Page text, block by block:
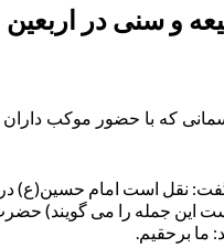
و سنی در
که با حضور موکب
نقل است امام حسین(ع) در
این جمله را می گویند)
ما برحقیم.